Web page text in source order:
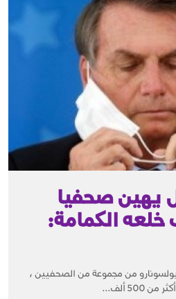
يهين صحفيا
الكمامة:
من مجموعة من الصحفيين ،
ألف...